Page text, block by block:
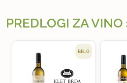
PREDLOGI ZA VINO
BELO